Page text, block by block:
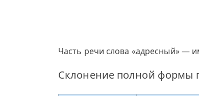
Часть речи слова «адресный» —
Склонение полной формы